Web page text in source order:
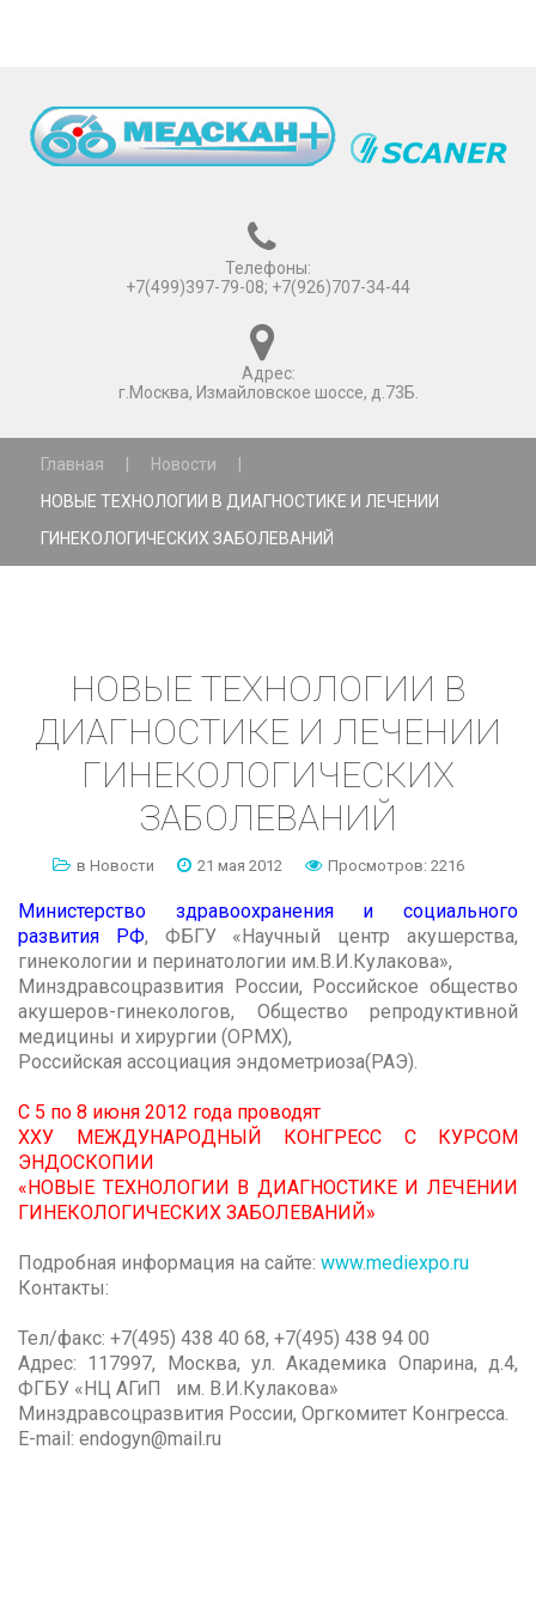
Телефоны:
+7(499)397-79-08; +7(926)707-34-44
Адрес:
г.Москва, Измайловское шоссе, д.73Б.
Главная Новости
НОВЫЕ ТЕХНОЛОГИИ В ДИАГНОСТИКЕ И ЛЕЧЕНИИ
ГИНЕКОЛОГИЧЕСКИХ ЗАБОЛЕВАНИЙ
НОВЫЕ ТЕХНОЛОГИИ В
ДИАГНОСТИКЕ И ЛЕЧЕНИИ
ГИНЕКОЛОГИЧЕСКИХ
ЗАБОЛЕВАНИЙ
в Новости 21 мая 2012 Просмотров: 2216
Министерство здравоохранения и социального
развития РФ, ФБГУ «Научный центр акушерства,
гинекологии и перинатологии им.В.И.Кулакова»,
Минздравсоцразвития России, Российское общество
акушеров-гинекологов, Общество репродуктивной
медицины и хирургии (ОРМХ),
Российская ассоциация эндометриоза(РАЭ).
С 5 по 8 июня 2012 года проводят
ХХУ МЕЖДУНАРОДНЫЙ КОНГРЕСС С КУРСОМ
ЭНДОСКОПИИ
«НОВЫЕ ТЕХНОЛОГИИ В ДИАГНОСТИКЕ И ЛЕЧЕНИИ
ГИНЕКОЛОГИЧЕСКИХ ЗАБОЛЕВАНИЙ»
Подробная информация на сайте: www.mediexpo.ru
Контакты:
Тел/факс: +7(495) 438 40 68, +7(495) 438 94 00
Адрес: 117997, Москва, ул. Академика Опарина, д.4,
ФГБУ «НЦ АГиП им. В.И.Кулакова»
Минздравсоцразвития России, Оргкомитет Конгресса.
E-mail: endogyn@mail.ru